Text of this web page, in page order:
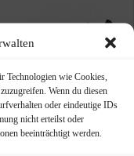
Technologien wie Cookies,
Wenn du diesen
oder eindeutige IDs
nicht erteilst oder
beeinträchtigt werden.